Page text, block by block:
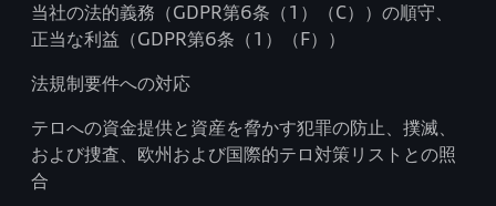
当社の法的義務（GDPR第6条（1）（C））の順守、
正当な利益（GDPR第6条（1）（F））
法規制要件への対応
テロへの資金提供と資産を脅かす犯罪の防止、撲滅、
および捜査、欧州および国際的テロ対策リストとの照
合